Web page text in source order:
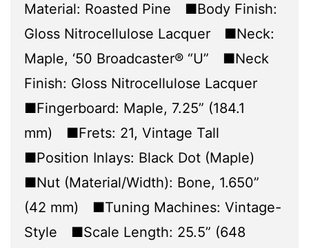
Material: Roasted Pine ■Body Finish:
Gloss Nitrocellulose Lacquer ■Neck:
Maple, ‘50 Broadcaster® “U” ■Neck
Finish: Gloss Nitrocellulose Lacquer
■Fingerboard: Maple, 7.25” (184.1
mm) ■Frets: 21, Vintage Tall
■Position Inlays: Black Dot (Maple)
■Nut (Material/Width): Bone, 1.650”
(42 mm) ■Tuning Machines: Vintage-
Style ■Scale Length: 25.5” (648